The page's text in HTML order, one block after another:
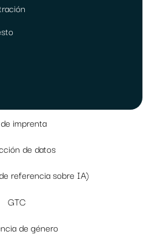
imprenta
de datos
referencia sobre IA)
GTC
de género